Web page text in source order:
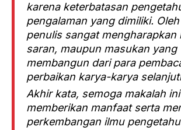
karena keterbatasan
pengalaman yang dimiliki.
penulis sangat mengharapkan
saran, maupun masukan yang
membangun dari para
perbaikan karya-karya
Akhir kata, semoga makalah
memberikan manfaat serta
perkembangan ilmu